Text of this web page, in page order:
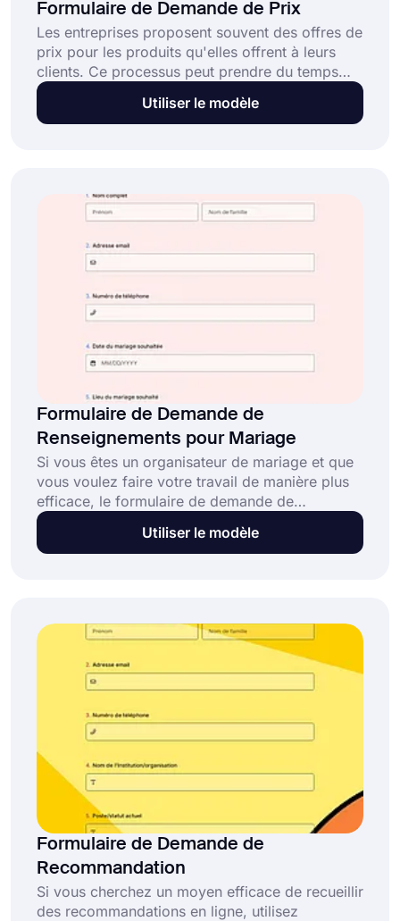
Formulaire de Demande de Prix
Les entreprises proposent souvent des offres de
prix pour les produits qu'elles offrent à leurs
clients. Ce processus peut prendre du temps
car les entreprises doivent parfois traiter de
nombreux clients en même temps. Notre
Utiliser le modèle
Formulaire de Demande de
Renseignements pour Mariage
Si vous êtes un organisateur de mariage et que
vous voulez faire votre travail de manière plus
efficace, le formulaire de demande de
renseignements sur les mariages est fait pour
vous. Grâce au modèle de formulaire de
forms.app, vous pouvez créer des formulaires
en un rien de temps !
Utiliser le modèle
Formulaire de Demande de
Recommandation
Si vous cherchez un moyen efficace de recueillir
des recommandations en ligne, utilisez